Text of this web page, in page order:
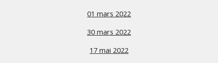
01 mars 2022
30 mars 2022
17 mai 2022